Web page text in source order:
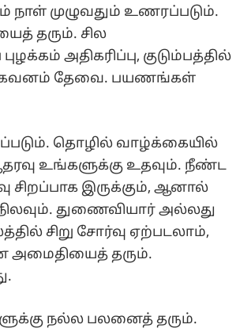
நாள் முழுவதும் உணரப்படும்.
தரும். சில
அதிகரிப்பு, குடும்பத்தில்
கவனம் தேவை. பயணங்கள்
தொழில் வாழ்க்கையில்
உங்களுக்கு உதவும். நீண்ட
சிறப்பாக இருக்கும், ஆனால்
துணைவியார் அல்லது
சிறு சோர்வு ஏற்படலாம்,
அமைதியைத் தரும்.
நல்ல பலனைத் தரும்.